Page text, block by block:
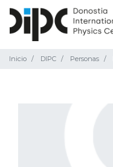
Inicio DIPC Personas